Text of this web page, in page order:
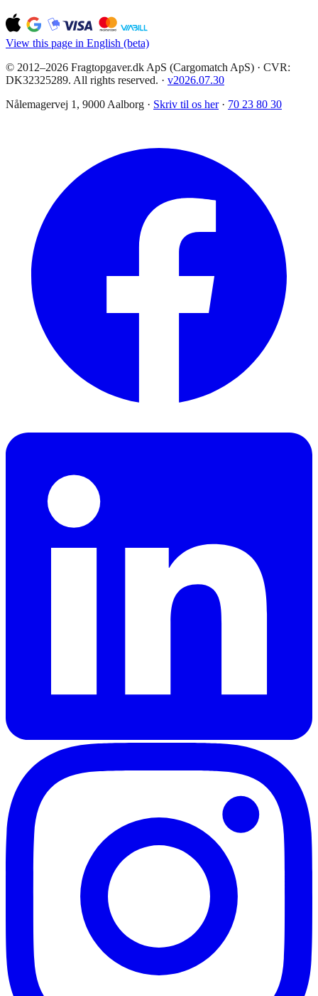
View this page in English (beta)
© 2012–2026 Fragtopgaver.dk ApS (Cargomatch ApS) · CVR:
DK32325289. All rights reserved. · v2026.07.30
Nålemagervej 1, 9000 Aalborg · Skriv til os her · 70 23 80 30